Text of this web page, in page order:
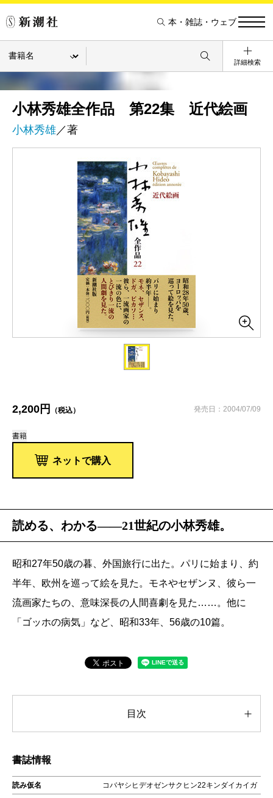
本・雑誌・ウェブ
詳細検索
小林秀雄全作品 第22集 近代絵画
小林秀雄／著
2,200円 （税込） 発売日：2004/07/09
書籍
ネットで購入
読める、わかる――21世紀の小林秀雄。
昭和27年50歳の暮、外国旅行に出た。パリに始まり、約
半年、欧州を巡って絵を見た。モネやセザンヌ、彼ら一
流画家たちの、意味深長の人間喜劇を見た……。他に
「ゴッホの病気」など、昭和33年、56歳の10篇。
目次
書誌情報
読み仮名 コバヤシヒデオゼンサクヒン22キンダイカイガ